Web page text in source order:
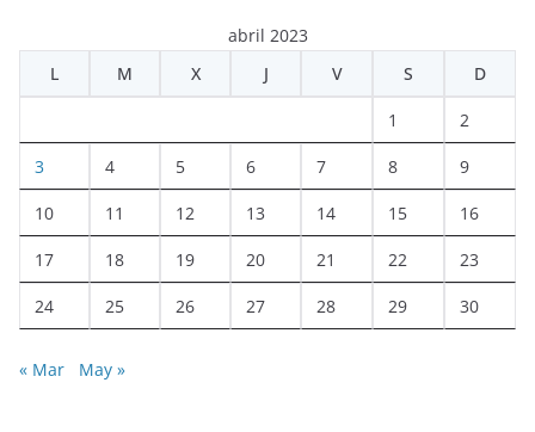
abril 2023
L
M X J V S D
1 2
3 4 5 6 7 8 9
10 11 12 13 14 15 16
17 18 19 20 21 22 23
24 25 26 27 28 29 30
« Mar May »